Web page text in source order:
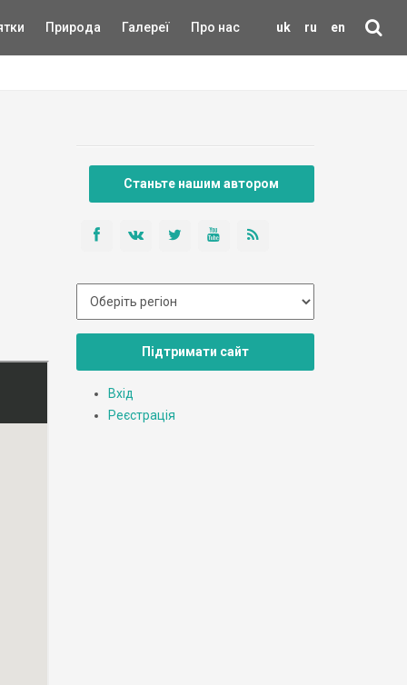
uk ru en
Природа Галереї Про нас
Станьте нашим автором
Підтримати сайт
Вхід
Реєстрація